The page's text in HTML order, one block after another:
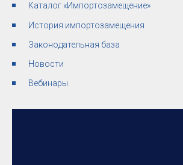
Каталог «Импортозамещение»
История импортозамещения
Законодательная база
Новости
Вебинары